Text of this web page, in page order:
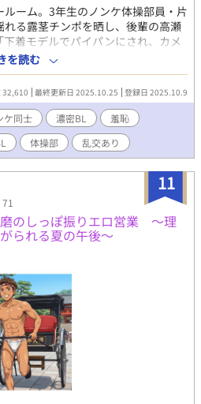
ーム。3年生のノンケ体操部員・片
る露茎チンポを晒し、後輩の高瀬
着モデルでパイパンにされ、カメ
。無垢な好奇心が、禁断の再現プ
加わり、ノンケの理性が溶け、男
――恥辱のシャッターが、快楽の扉
、蒸し暑いロッカールームに残っ
の筋肉質ボディでムードメーカー
。きっかけは学園祭でのスカウ
下だけのモデル」と誘われ、金欠
とスタッフの待つ部屋で、全裸ボ
褒められ、衝撃の指示。「陰毛処
」。人前で股間にクリームを塗
れる屈辱。シャワーでツルツル感
ップした半裸に白いローライズブ
ッフの顔が股間に迫り、ポジショ
を履き替えるたびに何度も直接触
丸出し、アナル晒しのポーズ。M
ラッシュに晒されながら、指示さ
勃起の膨らみを表現すること。スタ
らつきがノンケの体を震わせる。
」。 快感とギャラを手にした記憶
の載ったサイトを特定される。
て！」。タオルを外し、ツルツル
視線で反応してしまう。ドＳな性
を読む
32,610 最終更新日 2025.10.25 登録日 2025.10.9
ケ同士 濃密BL
羞恥
体操部 乱交あり
11
のしっぽ振りエロ営業 ～理
られる夏の午後～